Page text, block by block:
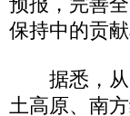
保持中的贡献
据悉，从
土高原、南